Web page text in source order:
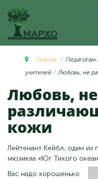
Главная Педагогам
учителей
Любовь, не
Любовь, не
кожи
Лейтенант Кейбл, один из
мюзикла «Юг Тихого
Вас надо хорошенько